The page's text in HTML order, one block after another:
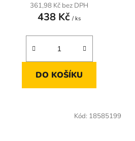
361,98 Kč bez DPH
438 Kč/ ks
DO KOŠÍKU
Kód: 18585199